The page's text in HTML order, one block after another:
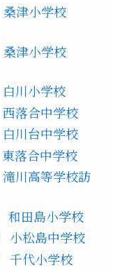
津小学校
津小学校
川小学校
落合中学校
川台中学校
落合中学校
川高等学校訪
田島小学校
松島中学校
代小学校